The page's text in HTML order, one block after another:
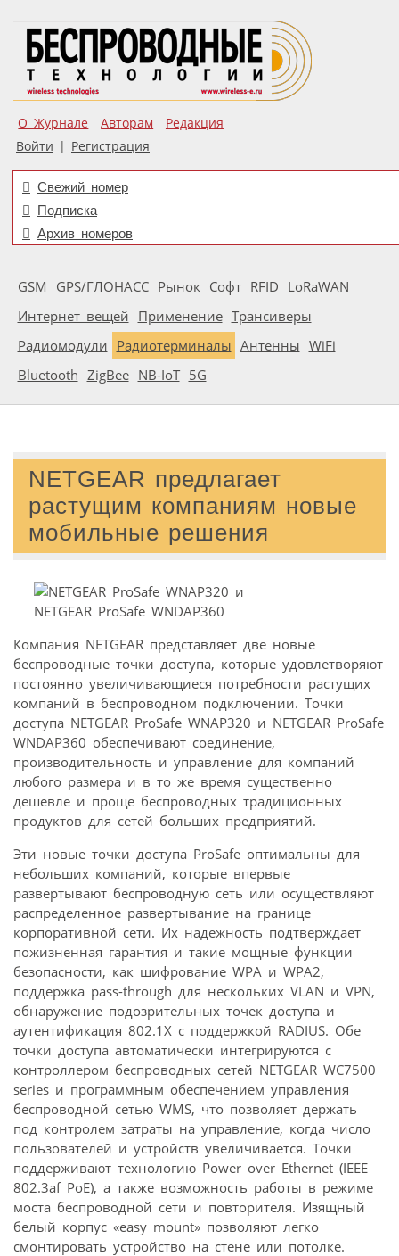
О Журнале Авторам
Редакция
Войти | Регистрация
Свежий номер
Подписка
Архив номеров
GSM GPS/ГЛОНАСС Рынок Софт RFID LoRaWAN
Интернет вещей Применение Трансиверы
Радиомодули Радиотерминалы Антенны WiFi
Bluetooth ZigBee NB-IoT 5G
NETGEAR предлагает
растущим компаниям новые
мобильные решения
Компания NETGEAR представляет две новые
беспроводные точки доступа, которые удовлетворяют
постоянно увеличивающиеся потребности растущих
компаний в беспроводном подключении. Точки
доступа NETGEAR ProSafe WNAP320 и NETGEAR ProSafe
WNDAP360 обеспечивают соединение,
производительность и управление для компаний
любого размера и в то же время существенно
дешевле и проще беспроводных традиционных
продуктов для сетей больших предприятий.
Эти новые точки доступа ProSafe оптимальны для
небольших компаний, которые впервые
развертывают беспроводную сеть или осуществляют
распределенное развертывание на границе
корпоративной сети. Их надежность подтверждает
пожизненная гарантия и такие мощные функции
безопасности, как шифрование WPA и WPA2,
поддержка pass-through для нескольких VLAN и VPN,
обнаружение подозрительных точек доступа и
аутентификация 802.1X с поддержкой RADIUS. Обе
точки доступа автоматически интегрируются с
контроллером беспроводных сетей NETGEAR WC7500
series и программным обеспечением управления
беспроводной сетью WMS, что позволяет держать
под контролем затраты на управление, когда число
пользователей и устройств увеличивается. Точки
поддерживают технологию Power over Ethernet (IEEE
802.3af PоE), а также возможность работы в режиме
моста беспроводной сети и повторителя. Изящный
белый корпус «easy mount» позволяют легко
смонтировать устройство на стене или потолке.